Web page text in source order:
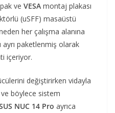
ve VESA montaj plakası
(uSFF) masaüstü
her çalışma alanına
paketlenmiş olarak
içeriyor.
değiştirirken vidayla
böylece sistem
NUC 14 Pro ayrıca